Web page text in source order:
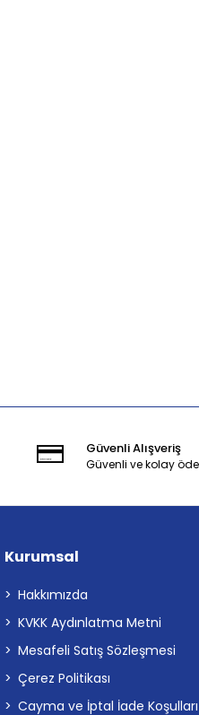
Güvenli Alışveriş
Güvenli ve kolay
Kurumsal
Hakkımızda
KVKK Aydınlatma Metni
Mesafeli Satış Sözleşmesi
Çerez Politikası
Cayma ve İptal İade Koşulları